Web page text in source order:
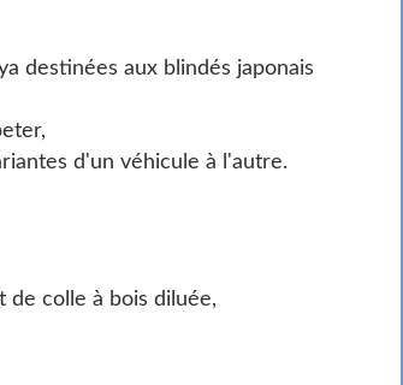
destinées aux blindés japonais
d'un véhicule à l'autre.
de colle à bois diluée,